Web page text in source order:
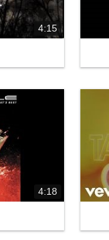
4:15
4:18